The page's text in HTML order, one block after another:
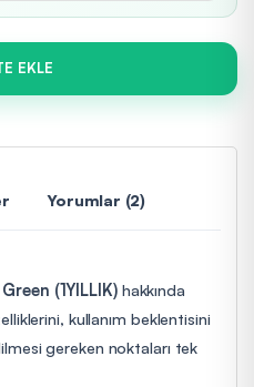
EKLE
Yorumlar (2)
(1YILLIK)hakkında
kullanım beklentisini
gereken noktaları tek